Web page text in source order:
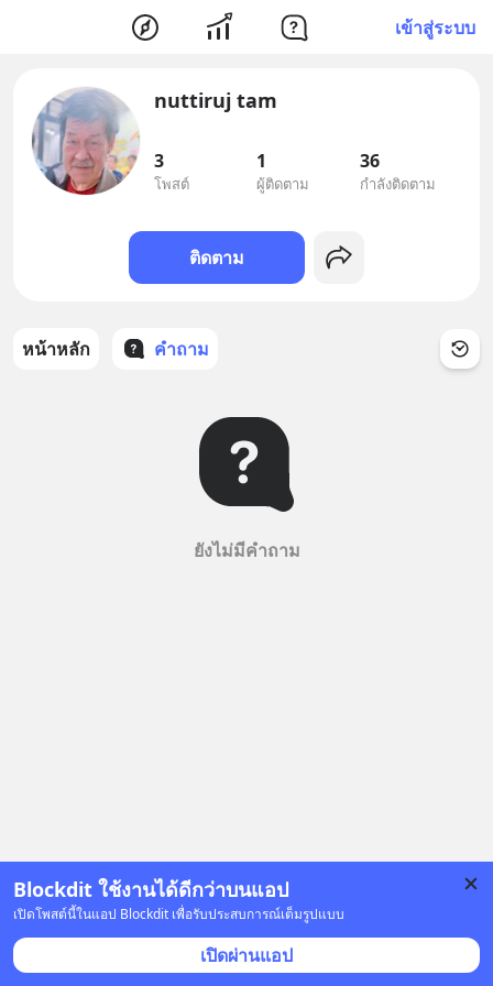
เข้าสู่ระบบ
Blockdit ใช้งานได้ดีกว่าบนแอป
เปิดโพสต์นี้ในแอป Blockdit เพื่อรับประสบการณ์เต็มรูปแบบ
เปิดผ่านแอป
nuttiruj tam
3
โพสต์
1
ผู้ติดตาม
36
กำลังติดตาม
ติดตาม
หน้าหลัก คำถาม
ยังไม่มีคำถาม